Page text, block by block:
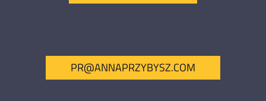
PR@ANNAPRZYBYSZ.COM